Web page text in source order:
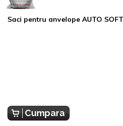
Saci pentru anvelope AUTO
Cumpara